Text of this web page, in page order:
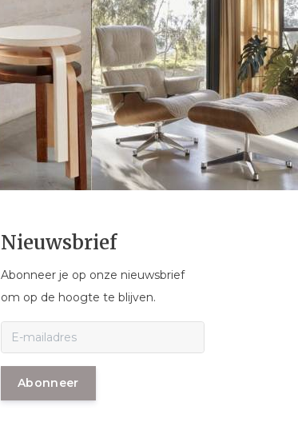
Nieuwsbrief
Abonneer je op onze nieuwsbrief
om op de hoogte te blijven.
Abonneer